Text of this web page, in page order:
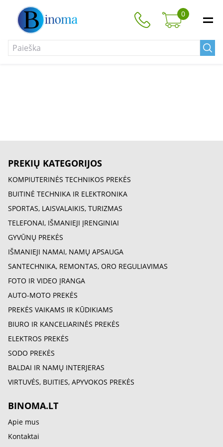
0
PREKIŲ KATEGORIJOS
KOMPIUTERINĖS TECHNIKOS PREKĖS
BUITINĖ TECHNIKA IR ELEKTRONIKA
SPORTAS, LAISVALAIKIS, TURIZMAS
TELEFONAI, IŠMANIEJI ĮRENGINIAI
GYVŪNŲ PREKĖS
IŠMANIEJI NAMAI, NAMŲ APSAUGA
SANTECHNIKA, REMONTAS, ORO REGULIAVIMAS
FOTO IR VIDEO ĮRANGA
AUTO-MOTO PREKĖS
PREKĖS VAIKAMS IR KŪDIKIAMS
BIURO IR KANCELIARINĖS PREKĖS
ELEKTROS PREKĖS
SODO PREKĖS
BALDAI IR NAMŲ INTERJERAS
VIRTUVĖS, BUITIES, APYVOKOS PREKĖS
BINOMA.LT
Apie mus
Kontaktai